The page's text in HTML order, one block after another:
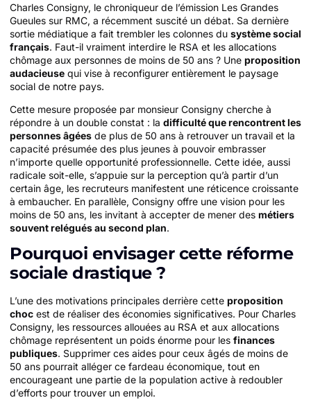
Charles Consigny, le chroniqueur de l’émission Les Grandes
Gueules sur RMC, a récemment suscité un débat. Sa dernière
sortie médiatique a fait trembler les colonnes du système social
français. Faut-il vraiment interdire le RSA et les allocations
chômage aux personnes de moins de 50 ans ? Une proposition
audacieuse qui vise à reconfigurer entièrement le paysage
social de notre pays.
Cette mesure proposée par monsieur Consigny cherche à
répondre à un double constat : la difficulté que rencontrent les
personnes âgées de plus de 50 ans à retrouver un travail et la
capacité présumée des plus jeunes à pouvoir embrasser
n’importe quelle opportunité professionnelle. Cette idée, aussi
radicale soit-elle, s’appuie sur la perception qu’à partir d’un
certain âge, les recruteurs manifestent une réticence croissante
à embaucher. En parallèle, Consigny offre une vision pour les
moins de 50 ans, les invitant à accepter de mener des métiers
souvent relégués au second plan.
Pourquoi envisager cette réforme
sociale drastique ?
L’une des motivations principales derrière cette proposition
choc est de réaliser des économies significatives. Pour Charles
Consigny, les ressources allouées au RSA et aux allocations
chômage représentent un poids énorme pour les finances
publiques. Supprimer ces aides pour ceux âgés de moins de
50 ans pourrait alléger ce fardeau économique, tout en
encourageant une partie de la population active à redoubler
d’efforts pour trouver un emploi.